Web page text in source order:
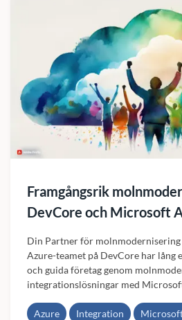
Framgångsrik
DevCore och Microsoft
Din Partner för
Azure-teamet på DevCore har lång
och guida företag genom
integrationslösningar med
Azure Integration